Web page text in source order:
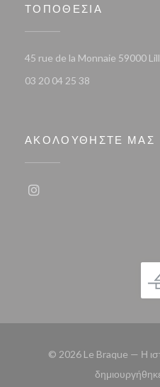
ΤΟΠΟΘΕΣΊΑ
45 rue de la Monnaie 59000
03 20 04 25 38
ΑΚΟΛΟΥΘΉΣΤΕ ΜΑΣ
© 2026 Le Braque — Η